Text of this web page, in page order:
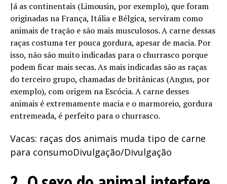
Já as continentais (Limousin, por exemplo), que foram
originadas na França, Itália e Bélgica, serviram como
animais de tração e são mais musculosos. A carne dessas
raças costuma ter pouca gordura, apesar de macia. Por
isso, não são muito indicadas para o churrasco porque
podem ficar mais secas. As mais indicadas são as raças
do terceiro grupo, chamadas de britânicas (Angus, por
exemplo), com origem na Escócia. A carne desses
animais é extremamente macia e o marmoreio, gordura
entremeada, é perfeito para o churrasco.
Vacas: raças dos animais muda tipo de carne
para consumoDivulgação/Divulgação